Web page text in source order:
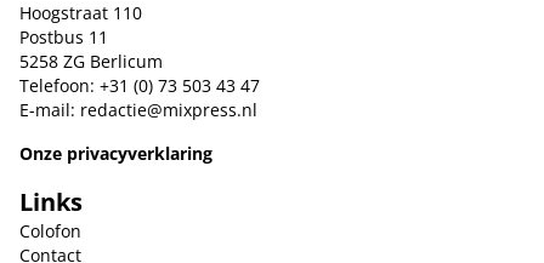
Hoogstraat 110
Postbus 11
5258 ZG Berlicum
Telefoon: +31 (0) 73 503 43 47
E-mail: redactie@mixpress.nl
Onze privacyverklaring
Links
Colofon
Contact